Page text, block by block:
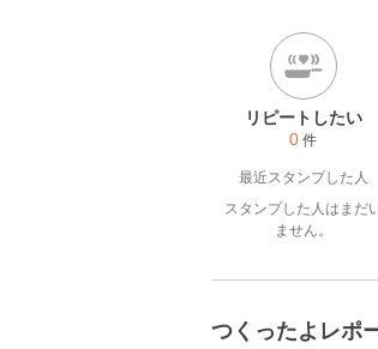
リピートしたい
0 件
最近スタンプした人
スタンプした人はまだ
ません。
つくったよレポ